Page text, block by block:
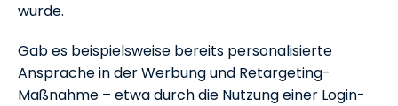
wurde.
Gab es beispielsweise bereits personalisierte
Ansprache in der Werbung und Retargeting-
Maßnahme – etwa durch die Nutzung einer Login-